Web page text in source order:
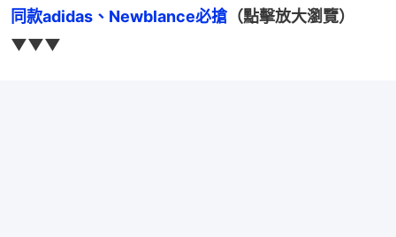
同款adidas、Newblance必搶 （點擊放大瀏覽）
▼▼▼